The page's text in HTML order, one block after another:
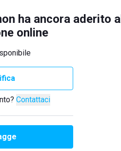
ha ancora aderito al
online
Contattaci